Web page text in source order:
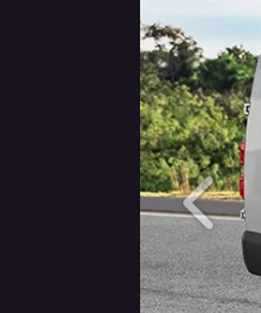
Anterior